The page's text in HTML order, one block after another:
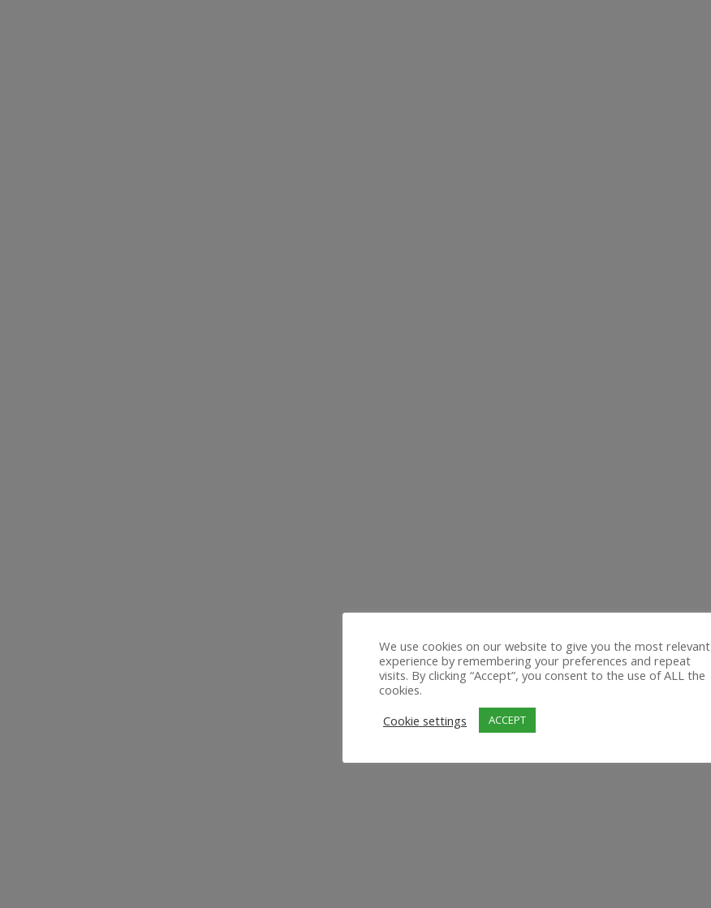
We use cookies on our website to give you the most relevant
experience by remembering your preferences and repeat
visits. By clicking “Accept”, you consent to the use of ALL the
cookies.
Cookie settings
ACCEPT